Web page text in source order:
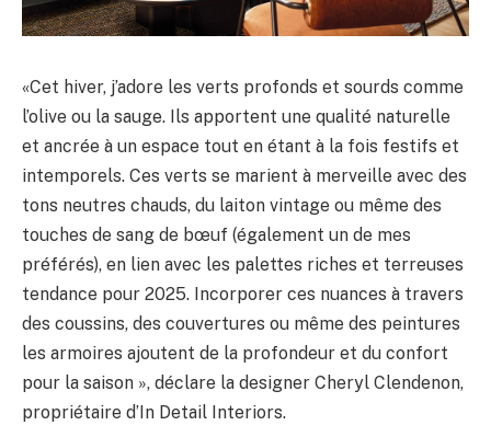
«Cet hiver, j’adore les verts profonds et sourds comme
l’olive ou la sauge. Ils apportent une qualité naturelle
et ancrée à un espace tout en étant à la fois festifs et
intemporels. Ces verts se marient à merveille avec des
tons neutres chauds, du laiton vintage ou même des
touches de sang de bœuf (également un de mes
préférés), en lien avec les palettes riches et terreuses
tendance pour 2025. Incorporer ces nuances à travers
des coussins, des couvertures ou même des peintures
les armoires ajoutent de la profondeur et du confort
pour la saison », déclare la designer Cheryl Clendenon,
propriétaire d’In Detail Interiors.